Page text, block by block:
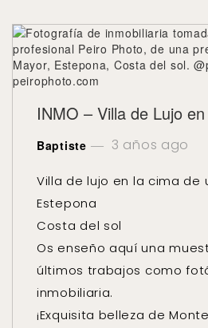
INMO – Villa de Lujo
Baptiste 3 años ago
Villa de lujo en la cima de
Estepona
Costa del sol
Os enseño aquí una
últimos trabajos como
inmobiliaria.
¡Exquisita belleza de